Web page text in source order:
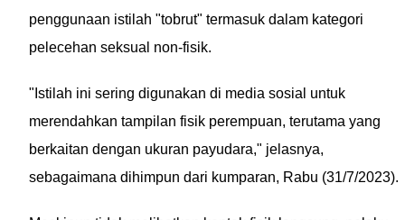
penggunaan istilah "tobrut" termasuk dalam kategori
pelecehan seksual non-fisik.
"Istilah ini sering digunakan di media sosial untuk
merendahkan tampilan fisik perempuan, terutama yang
berkaitan dengan ukuran payudara," jelasnya,
sebagaimana dihimpun dari kumparan, Rabu (31/7/2023).